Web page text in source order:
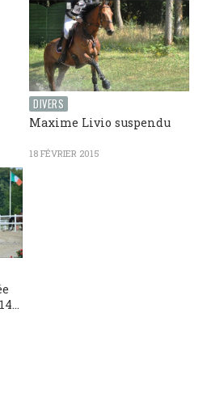
DIVERS
Maxime Livio suspendu
18 FÉVRIER 2015